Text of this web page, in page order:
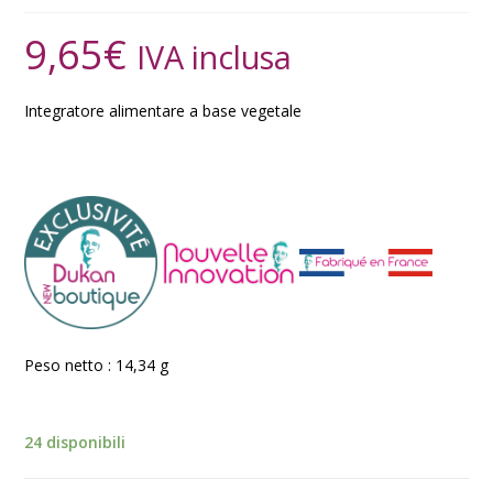
9,65€ IVA inclusa
Integratore alimentare a base vegetale
Peso netto : 14,34 g
24 disponibili